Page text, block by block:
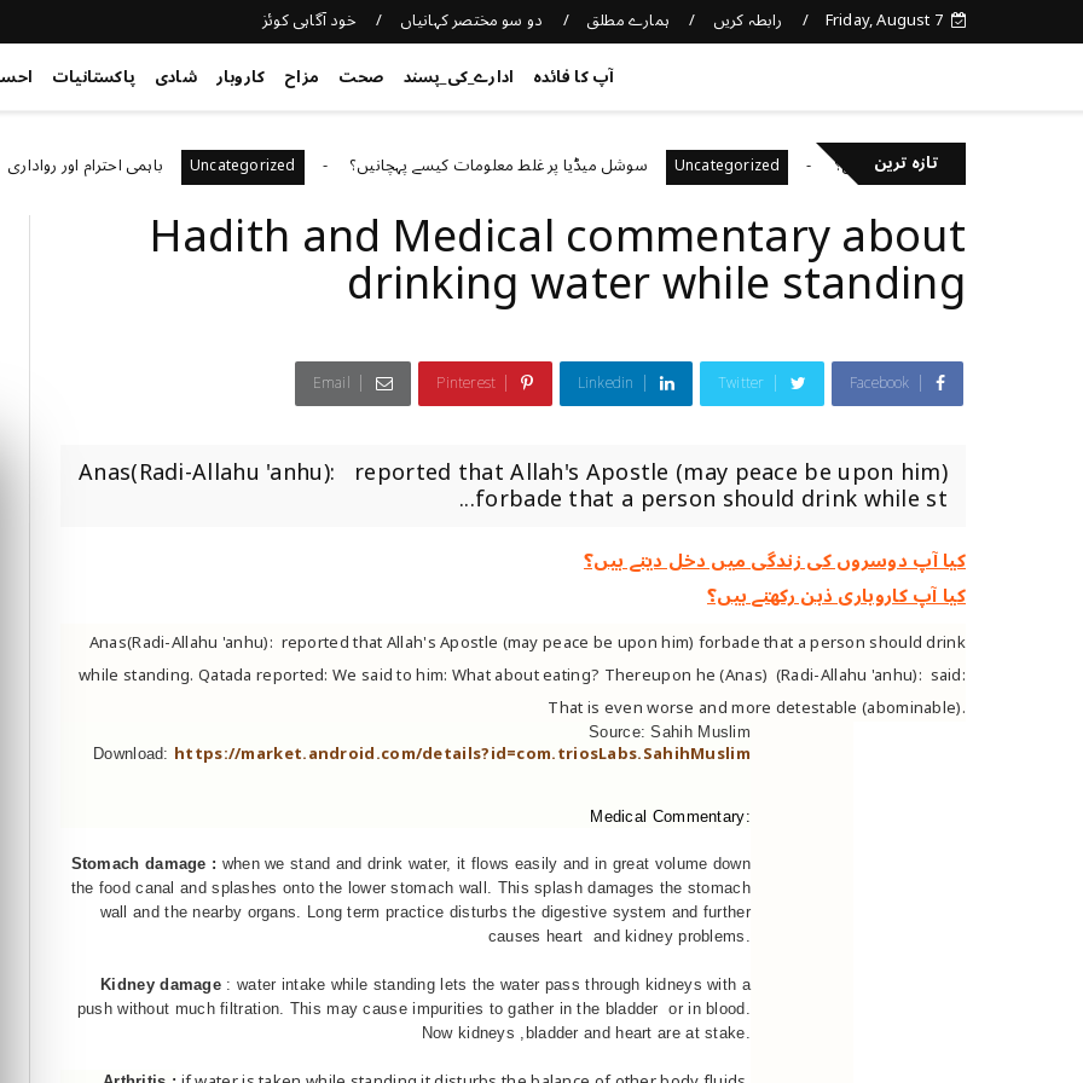
Friday, August 7 رابطہ کریں ہمارے مطلق دو سو مختصر کہانیاں خود آگاہی کوئز
آپ کا فائدہ ادارے_کی_پسند صحت مزاح کاروبار شادی پاکستانیات
تازہ ترین
صحت کا خیال رکھتے ہیں؟ Uncategorized سوشل میڈیا پر غلط معلومات کیسے پہچانیں؟ Uncategorized باہمی احترام اور رواداری
Hadith and Medical commentary about
drinking water while standing
Facebook
Twitter
Linkedin
Pinterest
Email
Anas(Radi-Allahu 'anhu): reported that Allah's Apostle (may peace be upon him)
forbade that a person should drink while st...
کیا آپ دوسروں کی زندگی میں دخل دیتے ہیں؟
کیا آپ کاروباری ذہن رکھتے ہیں؟
Anas(Radi-Allahu 'anhu): reported that Allah's Apostle (may peace be upon him) forbade that a person should drink
while standing. Qatada reported: We said to him: What about eating? Thereupon he (Anas) (Radi-Allahu 'anhu): said:
That is even worse and more detestable (abominable).
Source: Sahih Muslim
Download: https://market.android.com/details?id=com.triosLabs.SahihMuslim
Medical Commentary:
Stomach damage : when we stand and drink water, it flows easily and in great volume down
the food canal and splashes onto the lower stomach wall. This splash damages the stomach
wall and the nearby organs. Long term practice disturbs the digestive system and further
causes heart and kidney problems.
Kidney damage : water intake while standing lets the water pass through kidneys with a
push without much filtration. This may cause impurities to gather in the bladder or in blood.
Now kidneys ,bladder and heart are at stake.